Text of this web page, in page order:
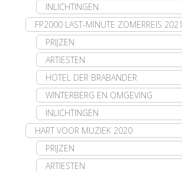
INLICHTINGEN
FP2000 LAST-MINUTE ZOMERREIS 2021
PRIJZEN
ARTIESTEN
HOTEL DER BRABANDER
WINTERBERG EN OMGEVING
INLICHTINGEN
HART VOOR MUZIEK 2020
PRIJZEN
ARTIESTEN